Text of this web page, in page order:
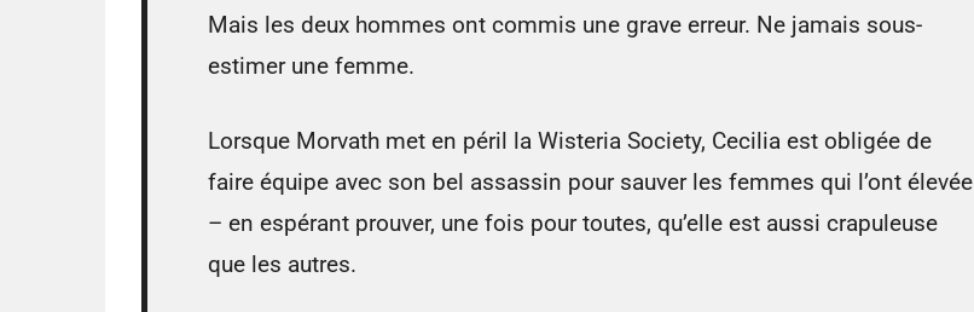
Mais les deux hommes ont commis une grave erreur. Ne jamais sous-
estimer une femme.
Lorsque Morvath met en péril la Wisteria Society, Cecilia est obligée de
faire équipe avec son bel assassin pour sauver les femmes qui l’ont élevée
– en espérant prouver, une fois pour toutes, qu’elle est aussi crapuleuse
que les autres.